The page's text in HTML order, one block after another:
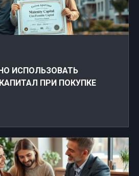
ИСПОЛЬЗОВАТЬ
ПРИ ПОКУПКЕ